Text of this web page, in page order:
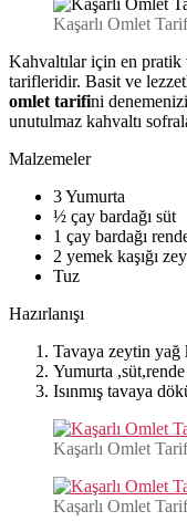
Kaşarlı Omlet
Kahvaltılar için en
tarifleridir. Basit ve
omlet tarifini
unutulmaz kahvaltı
Malzemeler
3 Yumurta
½ çay bardağı süt
1 çay bardağı
2 yemek kaşığı
Tuz
Hazırlanışı
Tavaya zeytin yağ
Yumurta
Isınmış tavaya
Kaşarlı Omlet
Kaşarlı Omlet